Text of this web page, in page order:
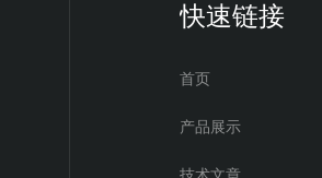
快速链接
首页
产品展示